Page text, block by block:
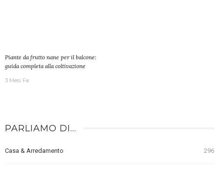
Piante da frutto nane per il balcone:
guida completa alla coltivazione
3 Mesi Fa
PARLIAMO DI…
Casa & Arredamento 296